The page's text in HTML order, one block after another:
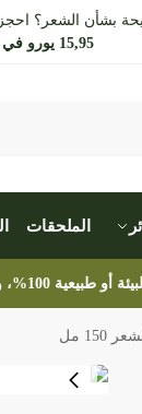
بشأن الشعر؟
15,95 يورو في المتجر الإلكتروني
الملحقات
بعناية في صالوننا الخاص.